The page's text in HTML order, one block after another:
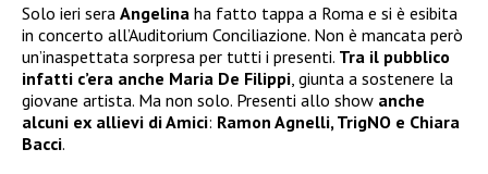
Solo ieri sera Angelina ha fatto tappa a Roma e si è esibita
in concerto all’Auditorium Conciliazione. Non è mancata però
un’inaspettata sorpresa per tutti i presenti. Tra il pubblico
infatti c’era anche Maria De Filippi , giunta a sostenere la
giovane artista. Ma non solo. Presenti allo show anche
alcuni ex allievi di Amici: Ramon Agnelli, TrigNO e Chiara
Bacci.